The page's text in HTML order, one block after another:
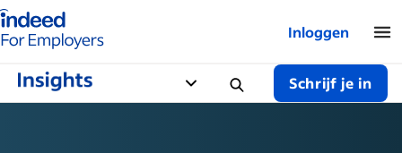
van Indeed - Voor werkgevers
Inloggen
Schrijf je in